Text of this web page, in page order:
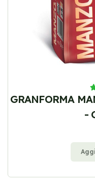
GRANFORMA
-